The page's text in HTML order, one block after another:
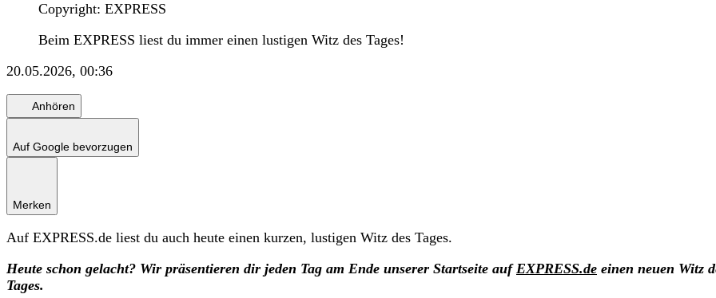
Copyright: EXPRESS
Beim EXPRESS liest du immer einen lustigen Witz des Tages!
20.05.2026, 00:36
Anhören
Auf Google bevorzugen
Merken
Auf EXPRESS.de liest du auch heute einen kurzen, lustigen Witz des Tages.
Heute schon gelacht? Wir präsentieren dir jeden Tag am Ende unserer Startseite aufEXPRESS.de einen neuen Witz
Tages.